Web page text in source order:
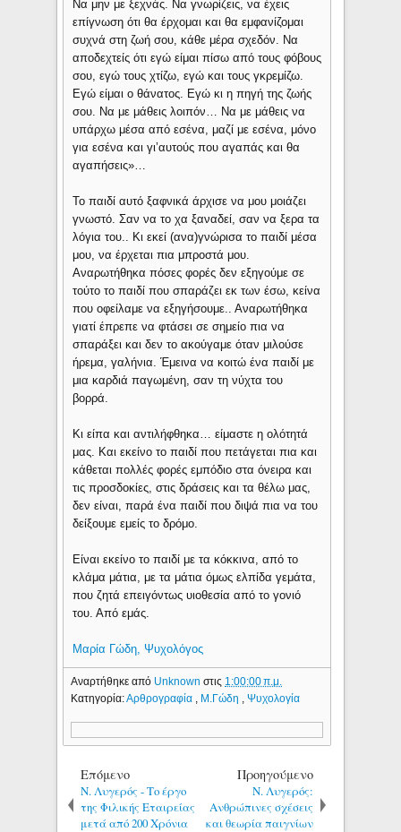
Να μην με ξεχνάς. Να γνωρίζεις, να έχεις
επίγνωση ότι θα έρχομαι και θα εμφανίζομαι
συχνά στη ζωή σου, κάθε μέρα σχεδόν. Να
αποδεχτείς ότι εγώ είμαι πίσω από τους φόβους
σου, εγώ τους χτίζω, εγώ και τους γκρεμίζω.
Εγώ είμαι ο θάνατος. Εγώ κι η πηγή της ζωής
σου. Να με μάθεις λοιπόν… Να με μάθεις να
υπάρχω μέσα από εσένα, μαζί με εσένα, μόνο
για εσένα και γι’αυτούς που αγαπάς και θα
αγαπήσεις»…
Το παιδί αυτό ξαφνικά άρχισε να μου μοιάζει
γνωστό. Σαν να το χα ξαναδεί, σαν να ξερα τα
λόγια του.. Κι εκεί (ανα)γνώρισα το παιδί μέσα
μου, να έρχεται πια μπροστά μου.
Αναρωτήθηκα πόσες φορές δεν εξηγούμε σε
τούτο το παιδί που σπαράζει εκ των έσω, κείνα
που οφείλαμε να εξηγήσουμε.. Αναρωτήθηκα
γιατί έπρεπε να φτάσει σε σημείο πια να
σπαράξει και δεν το ακούγαμε όταν μιλούσε
ήρεμα, γαλήνια. Έμεινα να κοιτώ ένα παιδί με
μια καρδιά παγωμένη, σαν τη νύχτα του
βορρά.
Κι είπα και αντιλήφθηκα… είμαστε η ολότητά
μας. Και εκείνο το παιδί που πετάγεται πια και
κάθεται πολλές φορές εμπόδιο στα όνειρα και
τις προσδοκίες, στις δράσεις και τα θέλω μας,
δεν είναι, παρά ένα παιδί που διψά πια να του
δείξουμε εμείς το δρόμο.
Είναι εκείνο το παιδί με τα κόκκινα, από το
κλάμα μάτια, με τα μάτια όμως ελπίδα γεμάτα,
που ζητά επειγόντως υιοθεσία από το γονιό
του. Από εμάς.
Μαρία Γώδη, Ψυχολόγος
Αναρτήθηκε από Unknownστις 1:00:00 π.μ.
Κατηγορία:Αρθρογραφία Μ.Γώδη ,Ψυχολογία
Επόμενο
Ν. Λυγερός - Το έργο
της Φιλικής Εταιρείας
μετά από 200 Χρόνια
Προηγούμενο
Ν. Λυγερός:
Ανθρώπινες σχέσεις
και θεωρία παιγνίων